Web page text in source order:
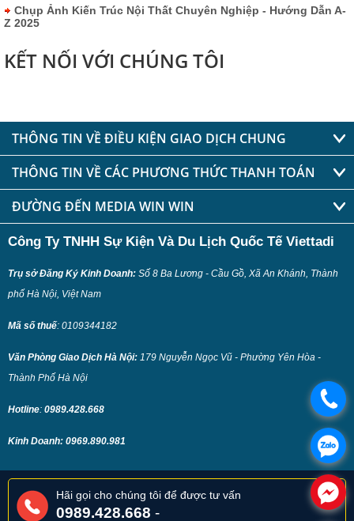
Chụp Ảnh Kiến Trúc Nội Thất Chuyên Nghiệp - Hướng Dẫn A-
Z 2025
KẾT NỐI VỚI CHÚNG TÔI
THÔNG TIN VỀ ĐIỀU KIỆN GIAO DỊCH CHUNG
THÔNG TIN VỀ CÁC PHƯƠNG THỨC THANH TOÁN
ĐƯỜNG ĐẾN MEDIA WIN WIN
Công Ty TNHH Sự Kiện Và Du Lịch Quốc Tế Viettadi
Trụ sở Đăng Ký Kinh Doanh: Số 8 Ba Lương - Cầu Gồ, Xã An Khánh, Thành
phố Hà Nội, Việt Nam
Mã số thuế: 0109344182
Văn Phòng Giao Dịch Hà Nội: 179 Nguyễn Ngọc Vũ - Phường Yên Hòa -
Thành Phố Hà Nội
Hotline: 0989.428.668
Kinh Doanh: 0969.890.981
Hãi gọi cho chúng tôi để được tư vấn
0989.428.668 -